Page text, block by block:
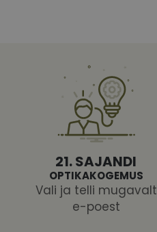
21. SAJANDI
OPTIKAKOGEMUS
Vali ja telli mugavalt
e-poest